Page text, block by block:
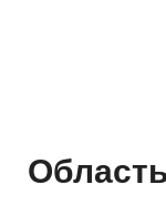
асимметрии для